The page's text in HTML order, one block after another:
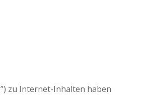
zu Internet-Inhalten haben